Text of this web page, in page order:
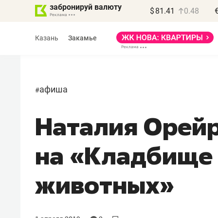
забронируй валюту $ 81.41 0.48
Казань Закамье
#афиша
Наталия
на
животных»
Василь Мазитов
МАРТ
«Не зная местных
потерять минимум